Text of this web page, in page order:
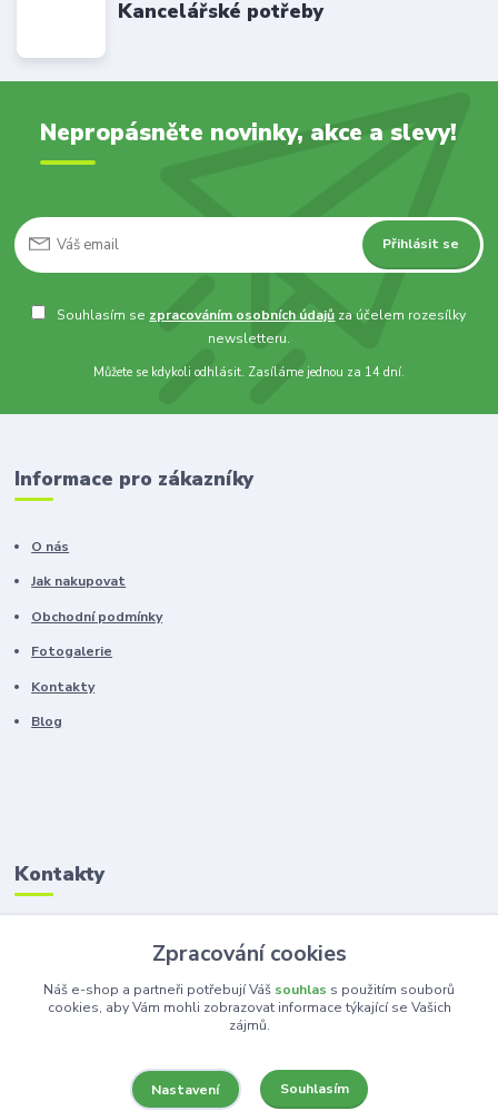
Kancelářské potřeby
Nepropásněte novinky, akce a slevy!
Přihlásit se
Souhlasím se zpracováním osobních údajů za účelem rozesílky
newsletteru.
Můžete se kdykoli odhlásit. Zasíláme jednou za 14 dní.
Informace pro zákazníky
O nás
Jak nakupovat
Obchodní podmínky
Fotogalerie
Kontakty
Blog
Kontakty
Zákaznická podpora
+420 603 100 966
(Po-Pá, 8-16 hod.)
Zpracování cookies
Náš e-shop a partneři potřebují Váš souhlas s použitím souborů
cookies, aby Vám mohli zobrazovat informace týkající se Vašich
zájmů.
Nastavení Souhlasím